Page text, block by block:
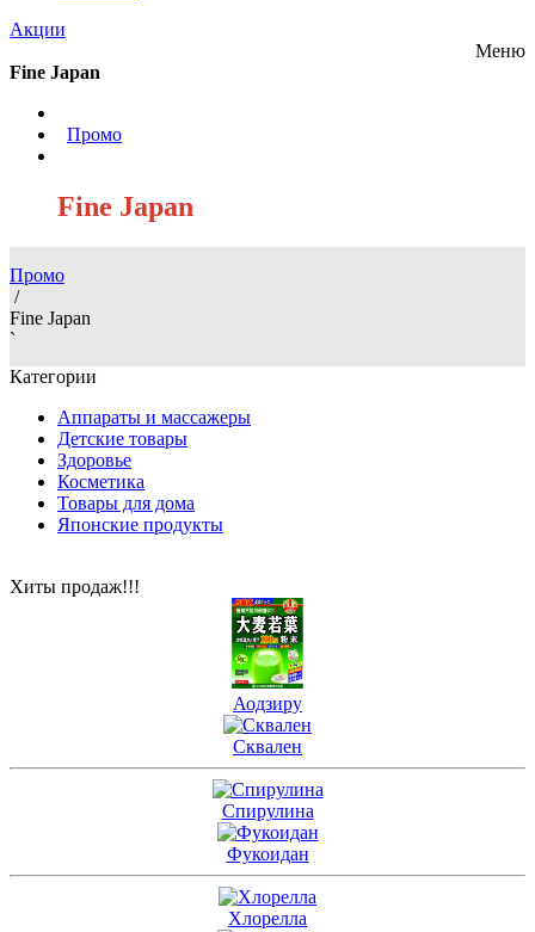
Акции
Меню
Fine Japan
Промо
Fine Japan
Промо
/
Fine Japan
`
Категории
Аппараты и массажеры
Детские товары
Здоровье
Косметика
Товары для дома
Японские продукты
Хиты продаж!!!
Аодзиру
Сквален
Спирулина
Фукоидан
Хлорелла